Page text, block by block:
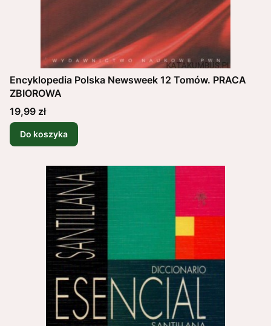
Encyklopedia Polska Newsweek 12 Tomów. PRACA
ZBIOROWA
Cena
19,99 zł
Do koszyka